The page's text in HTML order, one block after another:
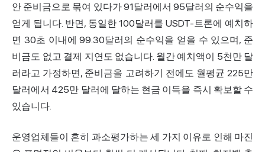
안 준비금으로 묶여 있다가 91달러에서 95달러의 순수익을
얻게 됩니다. 반면, 동일한 100달러를 USDT-트론에 예치하
면 30초 이내에 99.30달러의 순수익을 얻을 수 있으며, 준
비금도 없고 결제 지연도 없습니다. 월간 예치액이 5천만 달
러라고 가정하면, 준비금을 고려하기 전에도 월평균 225만
달러에서 425만 달러에 달하는 현금 이득을 즉시 확보할 수
있습니다.
운영업체들이 흔히 과소평가하는 세 가지 이유로 인해 마진